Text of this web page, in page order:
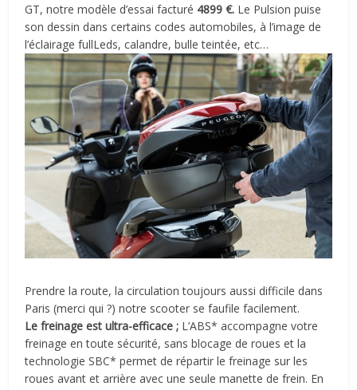
GT, notre modèle d’essai facturé 4899 €. Le Pulsion puise
son dessin dans certains codes automobiles, à l’image de
l’éclairage fullLeds, calandre, bulle teintée, etc…
Prendre la route, la circulation toujours aussi difficile dans
Paris (merci qui ?) notre scooter se faufile facilement.
Le freinage est ultra-efficace ; L’ABS* accompagne votre
freinage en toute sécurité, sans blocage de roues et la
technologie SBC* permet de répartir le freinage sur les
roues avant et arrière avec une seule manette de frein. En